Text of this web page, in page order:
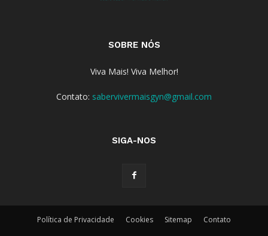
SOBRE NÓS
Viva Mais! Viva Melhor!
Contato: sabervivermaisgyn@gmail.com
SIGA-NOS
Política de Privacidade Cookies Sitemap Contato